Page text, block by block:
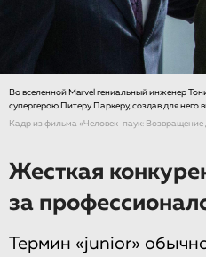
Во вселенной Marvel гениальный инженер
супергерою Питеру Паркеру, создав для него
Кадр из фильма «Человек-паук: Возвращение
Жесткая
за
Термин «junior»